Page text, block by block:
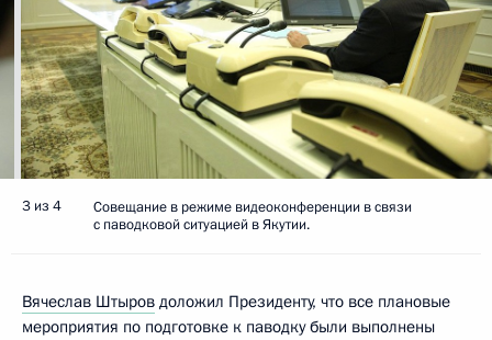
3 из 4
Совещание в режиме видеоконференции в связи
с паводковой ситуацией в Якутии.
Вячеслав Штыров доложил Президенту, что все плановые
мероприятия по подготовке к паводку были выполнены